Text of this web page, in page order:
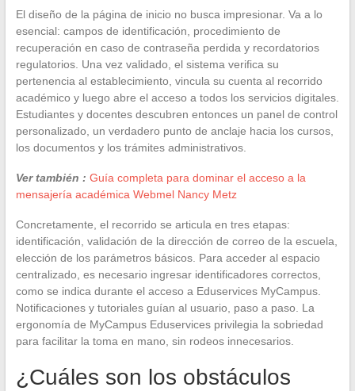
El diseño de la página de inicio no busca impresionar. Va a lo
esencial: campos de identificación, procedimiento de
recuperación en caso de contraseña perdida y recordatorios
regulatorios. Una vez validado, el sistema verifica su
pertenencia al establecimiento, vincula su cuenta al recorrido
académico y luego abre el acceso a todos los servicios digitales.
Estudiantes y docentes descubren entonces un panel de control
personalizado, un verdadero punto de anclaje hacia los cursos,
los documentos y los trámites administrativos.
Ver también : Guía completa para dominar el acceso a la
mensajería académica Webmel Nancy Metz
Concretamente, el recorrido se articula en tres etapas:
identificación, validación de la dirección de correo de la escuela,
elección de los parámetros básicos. Para acceder al espacio
centralizado, es necesario ingresar identificadores correctos,
como se indica durante el acceso a Eduservices MyCampus.
Notificaciones y tutoriales guían al usuario, paso a paso. La
ergonomía de MyCampus Eduservices privilegia la sobriedad
para facilitar la toma en mano, sin rodeos innecesarios.
¿Cuáles son los obstáculos